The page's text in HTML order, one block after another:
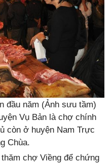
đầu năm (Ảnh sưu tầm)
Vụ Bản là chợ chính
còn ở huyện Nam Trực
Chùa.
chợ Viềng để chứng